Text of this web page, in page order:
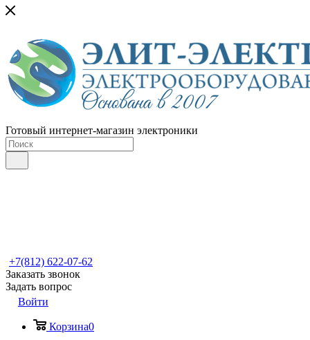
Готовый интернет-магазин электроники
+7(812) 622-07-62
Заказать звонок
Задать вопрос
Войти
Корзина0